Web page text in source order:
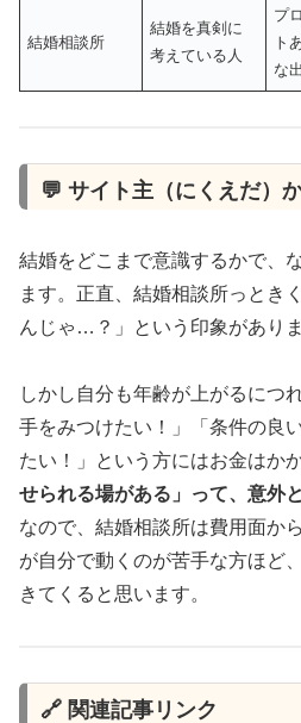
結婚相談所
結婚を真剣に
考えている人
プ
ト
な
💬 サイト主（にくえだ）
結婚をどこまで意識するかで、
ます。正直、結婚相談所っとき
んじゃ…？」という印象がありま
しかし自分も年齢が上がるにつ
手をみつけたい！」「条件の良
たい！」という方にはお金はか
せられる場がある」って、意外
なので、結婚相談所は費用面か
が自分で動くのが苦手な方ほど
きてくると思います。
🔗 関連記事リンク